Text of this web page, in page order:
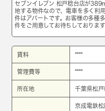
セブンイレブン 松戸稔台店が
地する物件なので、電車を多く利
件はアパートです。お客様の多種
件をご用意してお待ちしておりま
賃料 ****
管理費等 ****
所在地 千葉県松戸
京成電鉄松